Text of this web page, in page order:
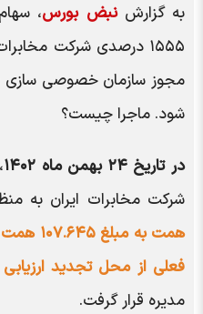
به گزارشنبض بورس،
۱۵۵۵ درصدی شرکت
مجوز سازمان خصوصی سازی
شود. ماجرا چیست؟
در تاریخ ۲۴ بهمن ماه ۱۴۰۲
شرکت مخابرات ایران به
فعلی از محل تجدید ارزیابی
مدیره قرار گرفت.